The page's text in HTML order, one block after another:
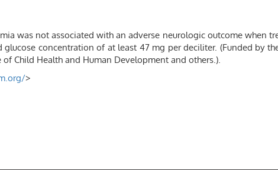
was not associated with an adverse neurologic outcome when
concentration of at least 47 mg per deciliter. (Funded by
Child Health and Human Development and others.).
>